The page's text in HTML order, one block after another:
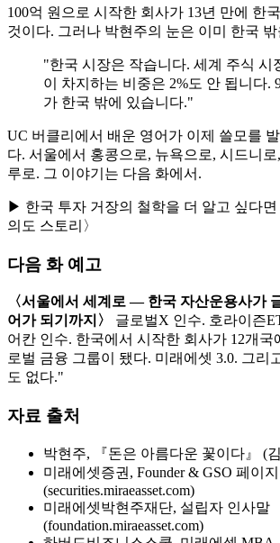
100억 원으로 시작한 회사가 13년 만에 한
것이다. 그러나 박현주의 눈은 이미 한국
"한국 시장은 작습니다. 세계 주식 시
이 차지하는 비중은 2%도 안 됩니다.
가 한국 밖에 있습니다."
UC 버클리에서 배운 영어가 이제 쓸모를
다. 서울에서 홍콩으로, 뉴욕으로, 시드니
루로. 그 이야기는 다음 화에서.
▶ 한국 투자 거장의 철학을 더 알고 싶다
의도 스토리〉
다음 화 예고
〈서울에서 세계로 — 한국 자산운용사가
어가 되기까지〉
글로벌X 인수. 호라이즌
어칸 인수. 한국에서 시작한 회사가 12개국
로벌 금융 그룹이 됐다. 미래에셋 3.0. 그리
도 없다."
자료 출처
박현주, 『돈은 아름다운 꽃이다』 (
미래에셋증권, Founder & GSO 페이지
(securities.miraeasset.com)
미래에셋박현주재단, 설립자 인사말
(foundation.miraeasset.com)